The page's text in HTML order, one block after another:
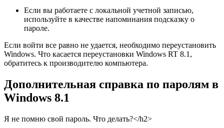
Если вы работаете с локальной учетной записью,
используйте в качестве напоминания подсказку о
пароле.
Если войти все равно не удается, необходимо переустановить
Windows. Что касается переустановки Windows RT 8.1,
обратитесь к производителю компьютера.
Дополнительная справка по паролям в
Windows 8.1
Я не помню свой пароль. Что делать?</h2>